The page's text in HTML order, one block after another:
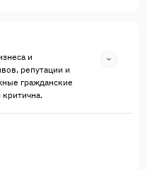
и
репутации и
гражданские